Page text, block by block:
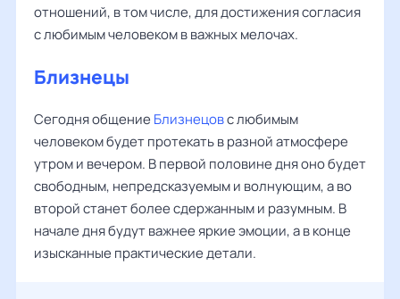
отношений, в том числе, для достижения согласия
с любимым человеком в важных мелочах.
Близнецы
Сегодня общение Близнецовс любимым
человеком будет протекать в разной атмосфере
утром и вечером. В первой половине дня оно будет
свободным, непредсказуемым и волнующим, а во
второй станет более сдержанным и разумным. В
начале дня будут важнее яркие эмоции, а в конце
изысканные практические детали.